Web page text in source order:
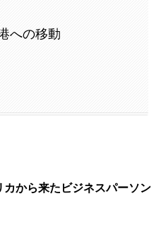
への移動
から来たビジネスパーソン